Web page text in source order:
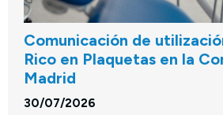
Comunicación de
Rico en Plaquetas en la
Madrid
30/07/2026